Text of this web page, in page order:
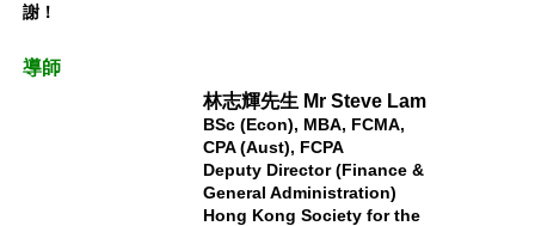
謝！
導師
林志輝先生 Mr Steve Lam
BSc (Econ), MBA, FCMA,
CPA (Aust), FCPA
Deputy Director (Finance &
General Administration)
Hong Kong Society for the